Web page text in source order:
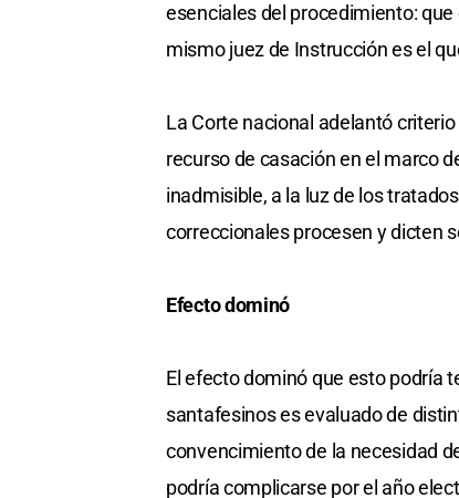
esenciales del procedimiento: que
mismo juez de Instrucción es el
La Corte nacional adelantó
recurso de casación en el marco
inadmisible, a la luz de los
correccionales procesen y dicten
Efecto dominó
El efecto dominó que esto podría
santafesinos es evaluado de
convencimiento de la necesidad
podría complicarse por el año